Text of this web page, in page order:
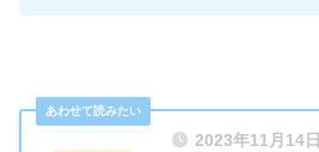
2023年11月14日